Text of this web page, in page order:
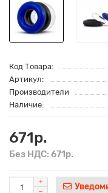
Код Товара:
Артикул:
Производители
Наличие:
671р.
Без НДС: 671р.